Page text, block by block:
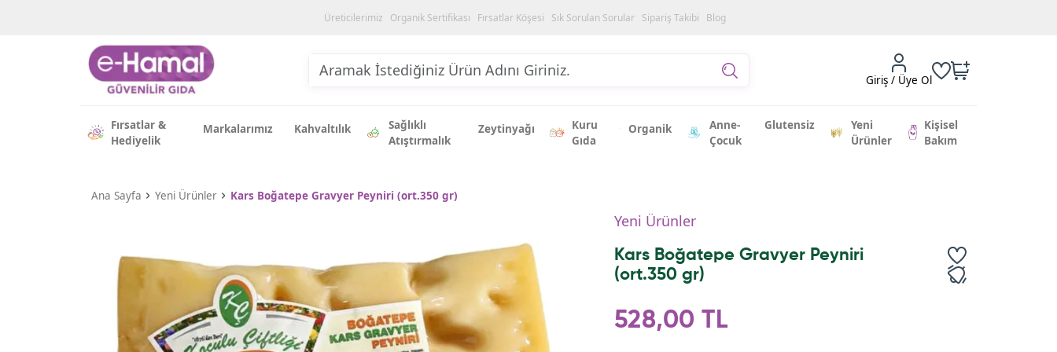
Üreticilerimiz Organik Sertifikası Fırsatlar Köşesi Sık Sorulan Sorular Sipariş Takibi Blog
Giriş / Üye Ol
Fırsatlar &
Hediyelik
Markalarımız Kahvaltılık
Sağlıklı
Atıştırmalık
Zeytinyağı
Kuru
Gıda
Organik
Anne-
Çocuk
Glutensiz
Yeni
Ürünler
Kişisel
Bakım
Ana Sayfa Yeni Ürünler Kars Boğatepe Gravyer Peyniri (ort.350 gr)
Yeni Ürünler
Kars Boğatepe Gravyer Peyniri
(ort.350 gr)
528,00 TL